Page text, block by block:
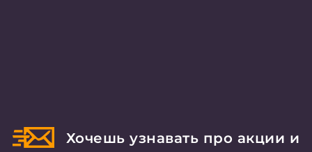
Хочешь узнавать про акции и